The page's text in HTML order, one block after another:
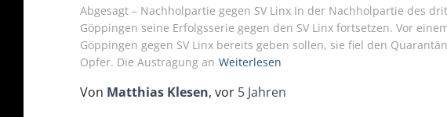
Abgesagt – Nachholpartie gegen SV Linx In der Nachholpartie des
Göppingen seine Erfolgsserie gegen den SV Linx fortsetzen. Vor
Göppingen gegen SV Linx bereits geben sollen, sie fiel den
Opfer. Die Austragung an Weiterlesen
Von Matthias Klesen, vor 5 Jahren